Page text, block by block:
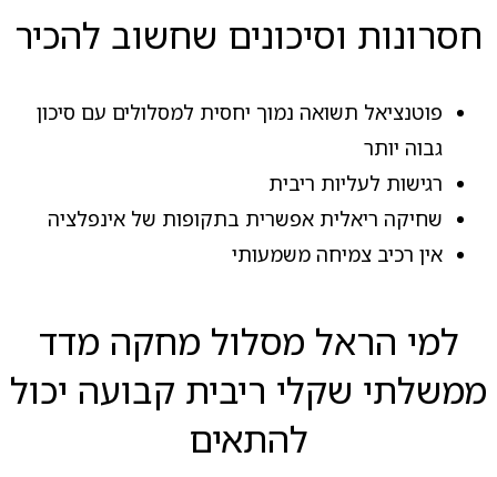
חסרונות וסיכונים שחשוב להכיר
פוטנציאל תשואה נמוך יחסית למסלולים עם סיכון
גבוה יותר
רגישות לעליות ריבית
שחיקה ריאלית אפשרית בתקופות של אינפלציה
אין רכיב צמיחה משמעותי
למי הראל מסלול מחקה מדד
ממשלתי שקלי ריבית קבועה יכול
להתאים